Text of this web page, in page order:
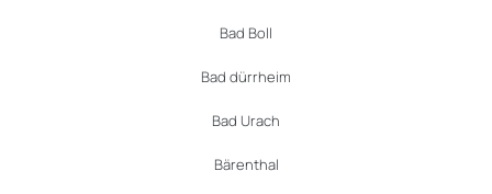
Bad Boll
Bad dürrheim
Bad Urach
Bärenthal